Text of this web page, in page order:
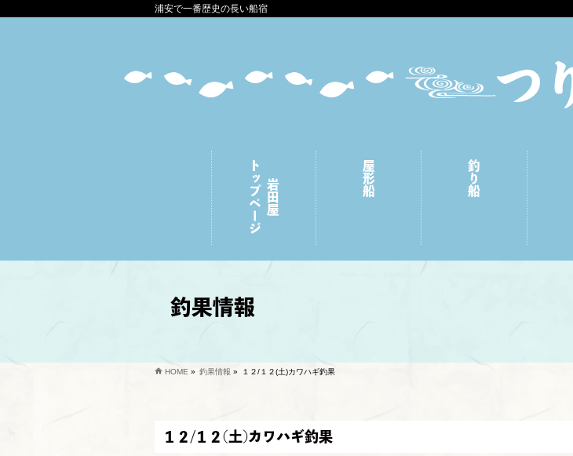
浦安で一番歴史の長い船宿
岩田屋
トップページ 屋形船 釣り船
釣果情報
HOME » 釣果情報 » １２/１２(土)カワハギ釣果
１２/１２(土)カワハギ釣果